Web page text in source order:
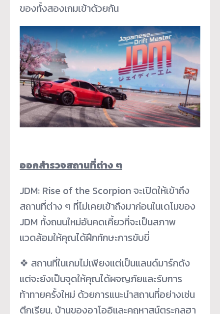
ของทั้งสองเกมเข้าด้วยกัน
ออกสำรวจสถานที่ต่าง ๆ
JDM: Rise of the Scorpion จะเปิดให้เข้าถึง
สถานที่ต่าง ๆ ที่ไม่เคยเข้าถึงมาก่อนในเดโมของ
JDM ทั้งถนนใหม่อันคดเคี้ยวที่จะเป็นสภาพ
แวดล้อมให้คุณได้ฝึกทักษะการขับขี่
❖ สถานที่ในเกมไม่เพียงแต่เป็นแลนด์มาร์กดัง
แต่จะยังเป็นจุดให้คุณได้ผจญภัยและรับการ
ท้าทายครั้งใหม่ ด้วยการแนะนำสถานที่อย่างเช่น
ตึกเรียน, บ้านของอาโออิและคฤหาสน์ตระกูลฮา